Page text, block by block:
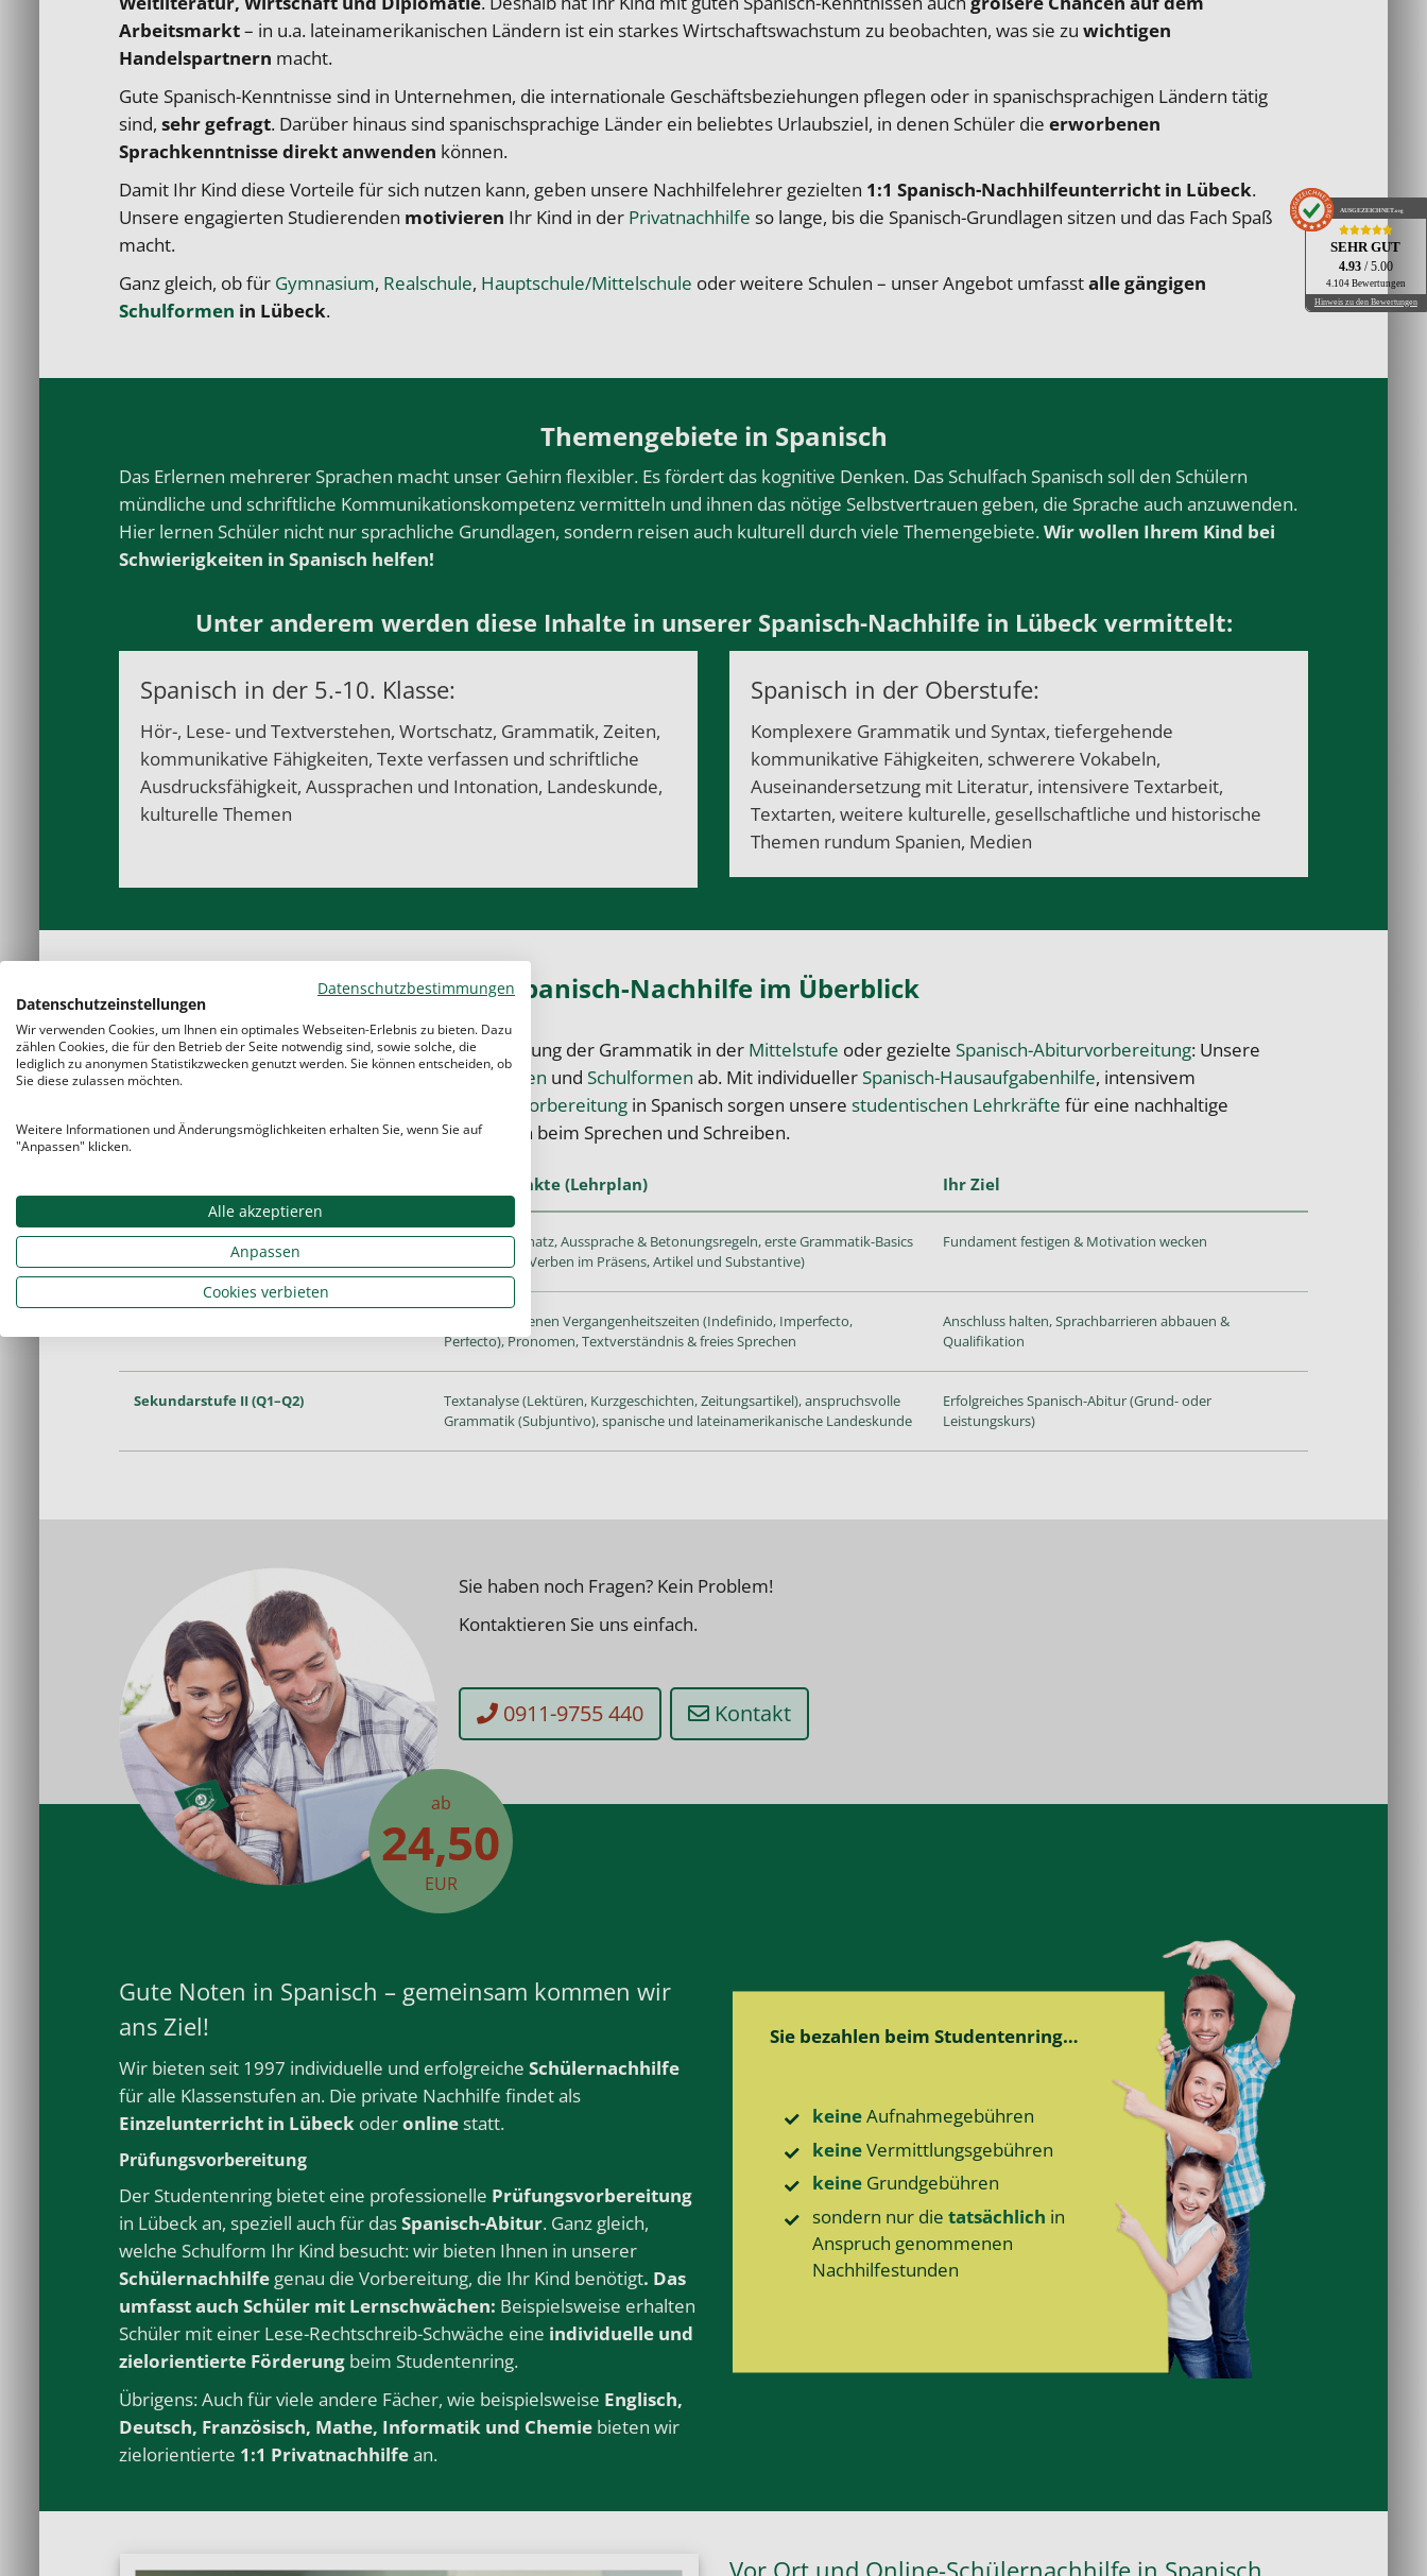
Arbeitsmarkt– in u.a. lateinamerikanischen Ländern ist ein starkes Wirtschaftswachstum zu beobachten, was sie zu wichtigen
Handelspartnern macht.
Gute Spanisch-Kenntnisse sind in Unternehmen, die internationale Geschäftsbeziehungen pflegen oder in spanischsprachigen Ländern tätig
sind, sehr gefragt. Darüber hinaus sind spanischsprachige Länder ein beliebtes Urlaubsziel, in denen Schüler die erworbenen
Sprachkenntnisse direkt anwenden können.
Damit Ihr Kind diese Vorteile für sich nutzen kann, geben unsere Nachhilfelehrer gezielten 1:1 Spanisch-Nachhilfeunterricht in Lübeck.
Unsere engagierten Studierenden motivieren Ihr Kind in der Privatnachhilfe so lange, bis die Spanisch-Grundlagen sitzen und das Fach Spaß
macht.
Ganz gleich, ob für Gymnasium, Realschule, Hauptschule/Mittelschule oder weitere Schulen – unser Angebot umfasstalle gängigen
Schulformen in Lübeck.
Themengebiete in Spanisch
Das Erlernen mehrerer Sprachen macht unser Gehirn flexibler. Es fördert das kognitive Denken. Das Schulfach Spanisch soll den Schülern
mündliche und schriftliche Kommunikationskompetenz vermitteln und ihnen das nötige Selbstvertrauen geben, die Sprache auch anzuwenden.
Hier lernen Schüler nicht nur sprachliche Grundlagen, sondern reisen auch kulturell durch viele Themengebiete.Wir wollen Ihrem Kind bei
Schwierigkeiten in Spanisch helfen!
Unter anderem werden diese Inhalte in unserer Spanisch-Nachhilfe in Lübeck vermittelt:
Spanisch in der 5.-10. Klasse:
Hör-, Lese- und Textverstehen, Wortschatz, Grammatik, Zeiten,
kommunikative Fähigkeiten, Texte verfassen und schriftliche
Ausdrucksfähigkeit, Aussprachen und Intonation, Landeskunde,
kulturelle Themen
Spanisch in der Oberstufe:
Komplexere Grammatik und Syntax, tiefergehende
kommunikative Fähigkeiten, schwerere Vokabeln,
Auseinandersetzung mit Literatur, intensivere Textarbeit,
Textarten, weitere kulturelle, gesellschaftliche und historische
Themen rundum Spanien, Medien
Spanisch-Nachhilfe im Überblick
Ob Einstieg als zweite/dritte Fremdsprache, Festigung der Grammatik in der Mittelstufe oder gezielte Spanisch-Abiturvorbereitung: Unsere
qualifizierte Einzelnachhilfe deckt alle
Klassenstufen und Schulformen ab. Mit individuellerSpanisch-Hausaufgabenhilfe, intensivem
Prüfungsvorbereitung in Spanisch sorgen unsere studentischen Lehrkräfte für eine nachhaltige
Notenverbesserungund neues Selbstbewusstsein beim Sprechen und Schreiben.
Schwerpunkte (Lehrplan) Ihr Ziel
Anfangsunterricht (5–7)
Grundwortschatz, Aussprache & Betonungsregeln, erste Grammatik-Basics
(regelmäßige Verben im Präsens, Artikel und Substantive)
Fundament festigen & Motivation wecken
Die verschiedenen Vergangenheitszeiten (Indefinido, Imperfecto,
Perfecto), Pronomen, Textverständnis & freies Sprechen
Anschluss halten, Sprachbarrieren abbauen &
Qualifikation
Sekundarstufe II (Q1–Q2)
Textanalyse (Lektüren, Kurzgeschichten, Zeitungsartikel), anspruchsvolle
Grammatik (Subjuntivo), spanische und lateinamerikanische Landeskunde
Erfolgreiches Spanisch-Abitur (Grund- oder
Leistungskurs)
Sie haben noch Fragen? Kein Problem!
Kontaktieren Sie uns einfach.
0911-9755 440 Kontakt
ab
24,50
EUR
Gute Noten in Spanisch – gemeinsam kommen wir
ans Ziel!
Wir bieten seit 1997 individuelle und erfolgreiche Schülernachhilfe
für alle Klassenstufen an. Die private Nachhilfe findet als
Einzelunterricht in Lübeck oderonlinestatt.
Prüfungsvorbereitung
Der Studentenring bietet eine professionelle Prüfungsvorbereitung
in Lübeckan, speziell auch für dasSpanisch-Abitur. Ganz gleich,
welche Schulform Ihr Kind besucht: wir bieten Ihnen in unserer
Schülernachhilfe genau die Vorbereitung, die Ihr Kind benötigt. Das
umfasst auch Schüler mit Lernschwächen: Beispielsweise erhalten
Schüler mit einer Lese-Rechtschreib-Schwäche eine individuelle und
zielorientierte Förderung beim Studentenring.
Übrigens: Auch für viele andere Fächer, wie beispielsweise Englisch,
Deutsch, Französisch, Mathe, Informatik und Chemie bieten wir
zielorientierte 1:1 Privatnachhilfean.
Sie bezahlen beim Studentenring…
keineAufnahme­gebühren
keineVermittlungs­gebühren
keineGrund­gebühren
sondern nur die tatsächlich in
Anspruch genommenen
Nachhilfe­stunden
Vor Ort und Online-Schülernachhilfe in Spanisch
Datenschutzbestimmungen
Datenschutzeinstellungen
Wir verwenden Cookies, um Ihnen ein optimales Webseiten-Erlebnis zu bieten. Dazu
zählen Cookies, die für den Betrieb der Seite notwendig sind, sowie solche, die
lediglich zu anonymen Statistikzwecken genutzt werden. Sie können entscheiden, ob
Sie diese zulassen möchten.
Weitere Informationen und Änderungsmöglichkeiten erhalten Sie, wenn Sie auf
"Anpassen" klicken.
Alle akzeptieren
Anpassen
Cookies verbieten
AUSGEZEICHNET.org
SEHR GUT
4.93 / 5.00
4.104 Bewertungen
Hinweis zu den Bewertungen